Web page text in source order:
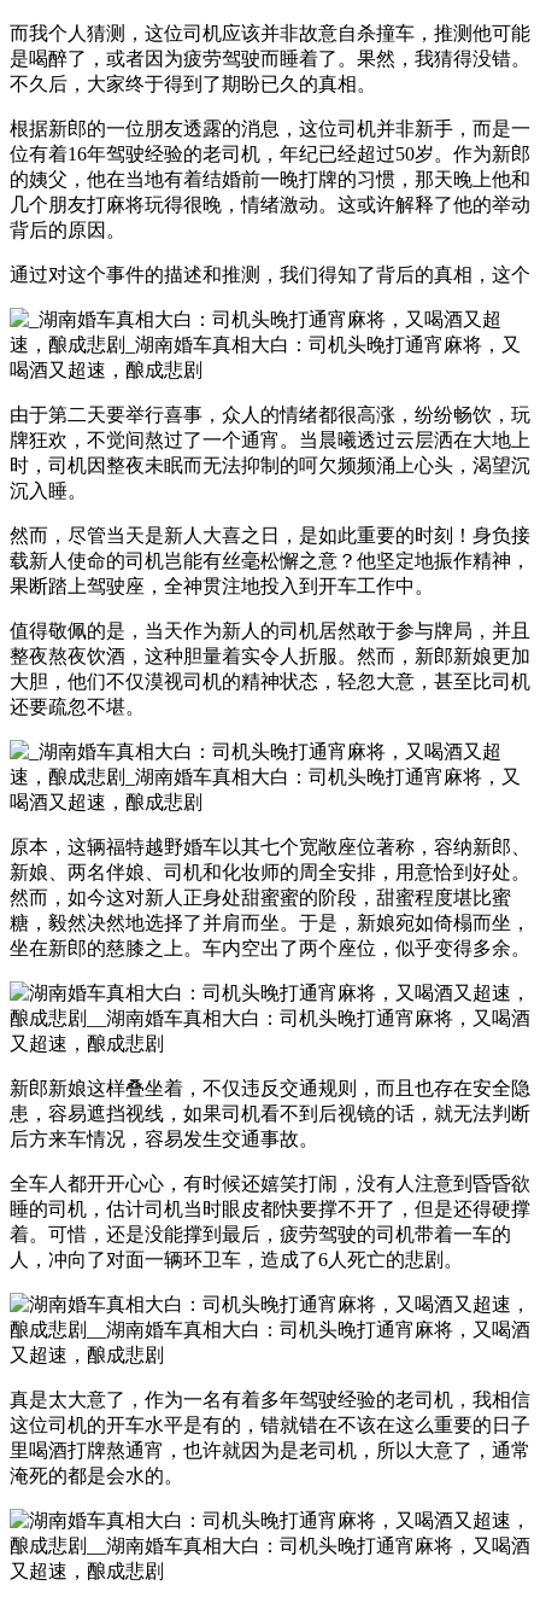
而我个人猜测，这位司机应该并非故意自杀撞车，推测他可能
是喝醉了，或者因为疲劳驾驶而睡着了。果然，我猜得没错。
不久后，大家终于得到了期盼已久的真相。
根据新郎的一位朋友透露的消息，这位司机并非新手，而是一
位有着16年驾驶经验的老司机，年纪已经超过50岁。作为新郎
的姨父，他在当地有着结婚前一晚打牌的习惯，那天晚上他和
几个朋友打麻将玩得很晚，情绪激动。这或许解释了他的举动
背后的原因。
通过对这个事件的描述和推测，我们得知了背后的真相，这个
由于第二天要举行喜事，众人的情绪都很高涨，纷纷畅饮，玩
牌狂欢，不觉间熬过了一个通宵。当晨曦透过云层洒在大地上
时，司机因整夜未眠而无法抑制的呵欠频频涌上心头，渴望沉
沉入睡。
然而，尽管当天是新人大喜之日，是如此重要的时刻！身负接
载新人使命的司机岂能有丝毫松懈之意？他坚定地振作精神，
果断踏上驾驶座，全神贯注地投入到开车工作中。
值得敬佩的是，当天作为新人的司机居然敢于参与牌局，并且
整夜熬夜饮酒，这种胆量着实令人折服。然而，新郎新娘更加
大胆，他们不仅漠视司机的精神状态，轻忽大意，甚至比司机
还要疏忽不堪。
原本，这辆福特越野婚车以其七个宽敞座位著称，容纳新郎、
新娘、两名伴娘、司机和化妆师的周全安排，用意恰到好处。
然而，如今这对新人正身处甜蜜蜜的阶段，甜蜜程度堪比蜜
糖，毅然决然地选择了并肩而坐。于是，新娘宛如倚榻而坐，
坐在新郎的慈膝之上。车内空出了两个座位，似乎变得多余。
新郎新娘这样叠坐着，不仅违反交通规则，而且也存在安全隐
患，容易遮挡视线，如果司机看不到后视镜的话，就无法判断
后方来车情况，容易发生交通事故。
全车人都开开心心，有时候还嬉笑打闹，没有人注意到昏昏欲
睡的司机，估计司机当时眼皮都快要撑不开了，但是还得硬撑
着。可惜，还是没能撑到最后，疲劳驾驶的司机带着一车的
人，冲向了对面一辆环卫车，造成了6人死亡的悲剧。
真是太大意了，作为一名有着多年驾驶经验的老司机，我相信
这位司机的开车水平是有的，错就错在不该在这么重要的日子
里喝酒打牌熬通宵，也许就因为是老司机，所以大意了，通常
淹死的都是会水的。